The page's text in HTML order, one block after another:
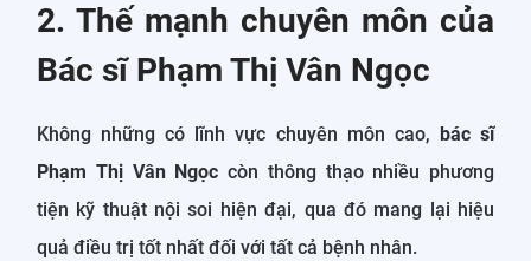
2. Thế mạnh chuyên môn của
Bác sĩ Phạm Thị Vân Ngọc
Không những có lĩnh vực chuyên môn cao,
bác sĩ
Phạm Thị Vân Ngọc còn thông thạo nhiều phương
tiện kỹ thuật nội soi hiện đại, qua đó mang lại hiệu
quả điều trị tốt nhất đối với tất cả bệnh nhân.